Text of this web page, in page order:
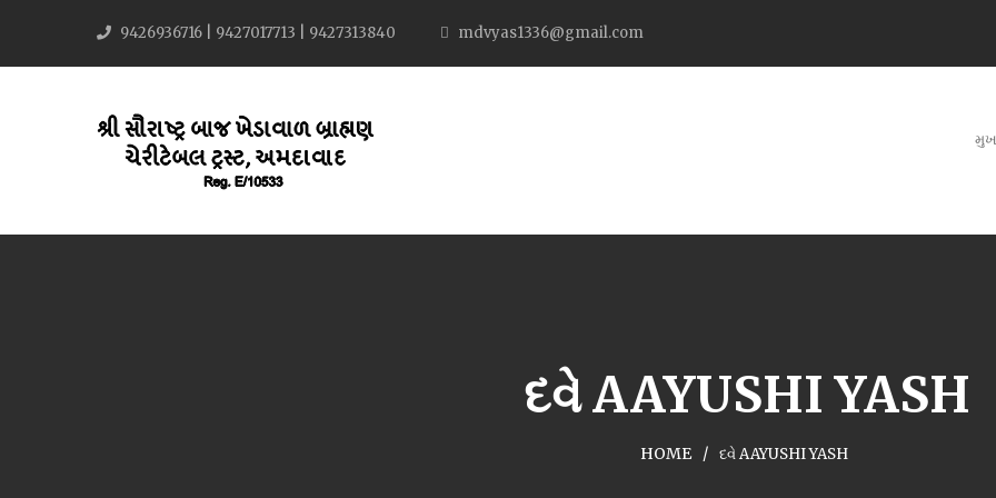
9426936716 | 9427017713 | 9427313840 mdvyas1336@gmail.com
દવે AAYUSHI YASH
HOME દવે AAYUSHI YASH